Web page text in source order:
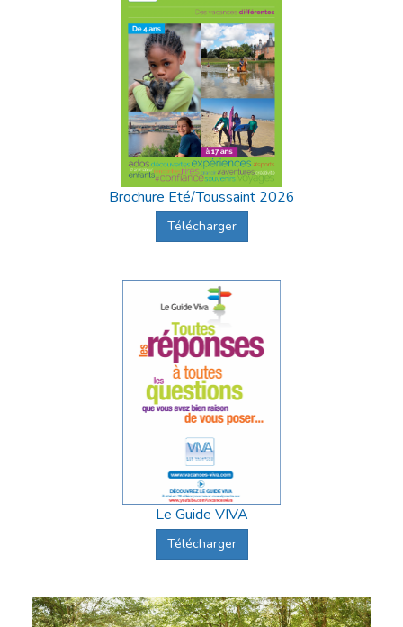
Brochure Eté/Toussaint 2026
Télécharger
Le Guide VIVA
Télécharger